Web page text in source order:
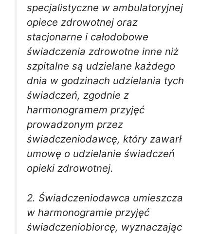
specjalistyczne w ambulatoryjnej
opiece zdrowotnej oraz
stacjonarne i całodobowe
świadczenia zdrowotne inne niż
szpitalne są udzielane każdego
dnia w godzinach udzielania tych
świadczeń, zgodnie z
harmonogramem przyjęć
prowadzonym przez
świadczeniodawcę, który zawarł
umowę o udzielanie świadczeń
opieki zdrowotnej.
2. Świadczeniodawca umieszcza
w harmonogramie przyjęć
świadczeniobiorcę, wyznaczając